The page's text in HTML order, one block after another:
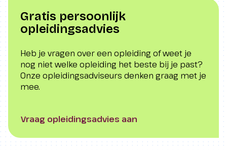
Gratis persoonlijk
opleidingsadvies
Heb je vragen over een opleiding of weet je
nog niet welke opleiding het beste bij je past?
Onze opleidingsadviseurs denken graag met je
mee.
Vraag opleidingsadvies aan